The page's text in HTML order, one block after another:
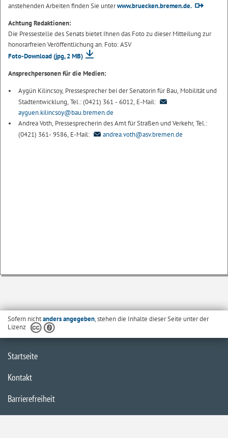
anstehenden Arbeiten finden Sie unterwww.bruecken.bremen.de.
Achtung Redaktionen:
Die Pressestelle des Senats bietet Ihnen das Foto zu dieser Mitteilung zur
honorarfreien Veröffentlichung an. Foto: ASV
Foto-Download(jpg, 2 MB)
Ansprechpersonen für die Medien:
Aygün Kilincsoy, Pressesprecher bei der Senatorin für Bau, Mobilität und
Stadtentwicklung, Tel.: (0421) 361 - 6012, E-Mail:
ayguen.kilincsoy@bau.bremen.de
Andrea Voth, Pressesprecherin des Amt für Straßen und Verkehr, Tel.:
(0421) 361- 9586, E-Mail:
andrea.voth@asv.bremen.de
Sofern nichtanders angegeben, stehen die Inhalte dieser Seite unter der
Lizenz
Startseite
Kontakt
Barrierefreiheit